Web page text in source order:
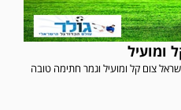
ומועיל
צום קל ומועיל וגמר חתימה טובה